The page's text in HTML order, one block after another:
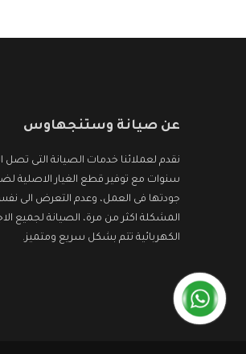
عن صيانة وستنجهاوس
نقدم لعملائنا خدمات الصيانة التى تصل
سنوات مع توفير قطع الغيار الاصلية
جودتها فى العمل، وعدم التعرض الى
المشكلة اكثر من مرة، الصيانة لجميع
الكهربائية تتم بشكل سريع ومتميز.